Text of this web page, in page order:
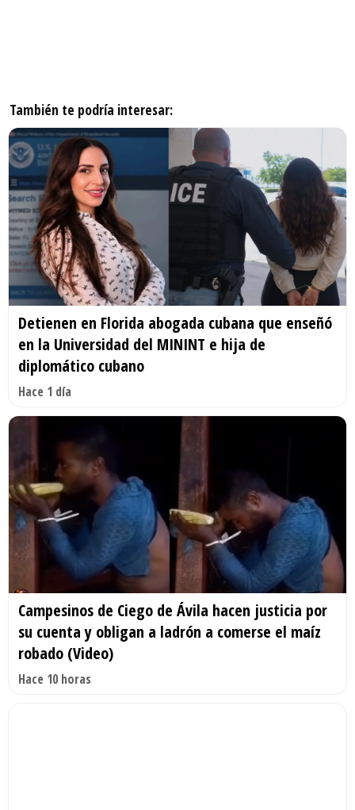
También te podría interesar:
Detienen en Florida abogada cubana que enseñó
en la Universidad del MININT e hija de
diplomático cubano
Hace 1 día
Campesinos de Ciego de Ávila hacen justicia por
su cuenta y obligan a ladrón a comerse el maíz
robado (Video)
Hace 10 horas